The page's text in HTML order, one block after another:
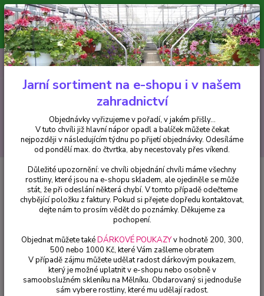
Minimální hodnota pro odeslání z e-shopu je 300 Kč.
V tuto chvíli již hlavní nápor objednávek opadl a balíček můžete čekat
nejpozději v následujícím týdnu po přijetí objednávky. Objednávky
vyřizujeme v pořadí, v jakém přišly...
CZK
Hledat
+420 602 223 614 0ks
za0 Kč
Balkónové rostliny
Petunia převislá vínová s bílým puntíkem -
039B - cena na prodejně
Petunia převislá vínová s bílým
puntíkem - 039B - cena na
prodejně
Jarní sortiment na e-shopu i v našem
zahradnictví
Objednávky vyřizujeme v pořadí, v jakém přišly...
V tuto chvíli již hlavní nápor opadl a balíček můžete čekat
nejpozději v následujícím týdnu po přijetí objednávky. Odesíláme
od pondělí max. do čtvrtka, aby necestovaly přes víkend.
Důležité upozornění: ve chvíli objednání chvíli máme všechny
rostliny, které jsou na e-shopu skladem, ale ojediněle se může
stát, že při odeslání některá chybí. V tomto případě odečteme
chybějící položku z faktury. Pokud si přejete dopředu kontaktovat,
dejte nám to prosím vědět do poznámky. Děkujeme za
pochopení.
Objednat můžete takéDÁRKOVÉ POUKAZYv hodnotě 200, 300,
500 nebo 1000 Kč, které Vám zašleme obratem
V případě zájmu můžete udělat radost dárkovým poukazem,
který je možné uplatnit v e-shopu nebo osobně v
samoobslužném skleníku na Mělníku. Obdarovaný si jednoduše
sám vybere rostliny, které mu udělají radost.